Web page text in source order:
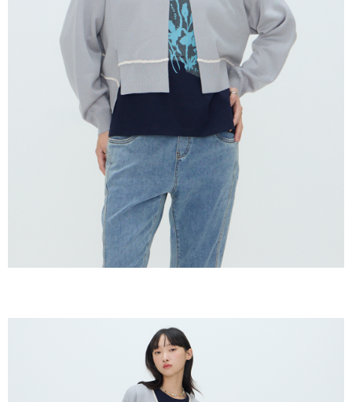
是否繳費成功／繳費後需取消欲退款等相關疑問，請聯繫「AFTEE先享後付
客戶支援中心」
https://netprotections.freshdesk.com/support/home
【注意事項】
１．透過由恩沛科技股份有限公司提供之「AFTEE先享後付」服務完成之交
易，需依本服務之必要範圍內提供個人資料，並將交易相關給付款項請求債
權轉讓予恩沛科技股份有限公司。
２．關於個人資料處理事宜，請瀏覽以下網址：
https://aftee.tw/terms/#terms3
３．未成年的使用者請事先徵得法定代理人或監護人之同意方可使用
「AFTEE先享後付」，若未經同意申辦者引起之損失，本公司不負相關責
４．使用「AFTEE先享後付」時，將依據個別帳號之用戶狀況，依本公司即
時審查核予不同之上限額度；若仍有額度不足之情形，本公司將視審查結果
請求用戶進行身份認證。
５．嚴禁一人註冊多個帳號或使用他人資訊註冊。若發現惡意使用之情形，
恩沛科技股份有限公司將有權停止該用戶之使用額度並採取法律行動。
每筆NT$80，滿NT$2,000(含以上)免運費
每筆NT$80，滿NT$2,000(含以上)免運費
每筆NT$150，滿NT$2,000(含以上)免運費
順豐港澳宅配/宇迅國際物流